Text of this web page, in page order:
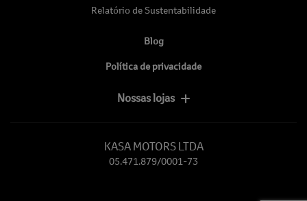
Relatório de Sustentabilidade
Blog
Política de privacidade
Nossas lojas
KASA MOTORS LTDA
05.471.879/0001-73